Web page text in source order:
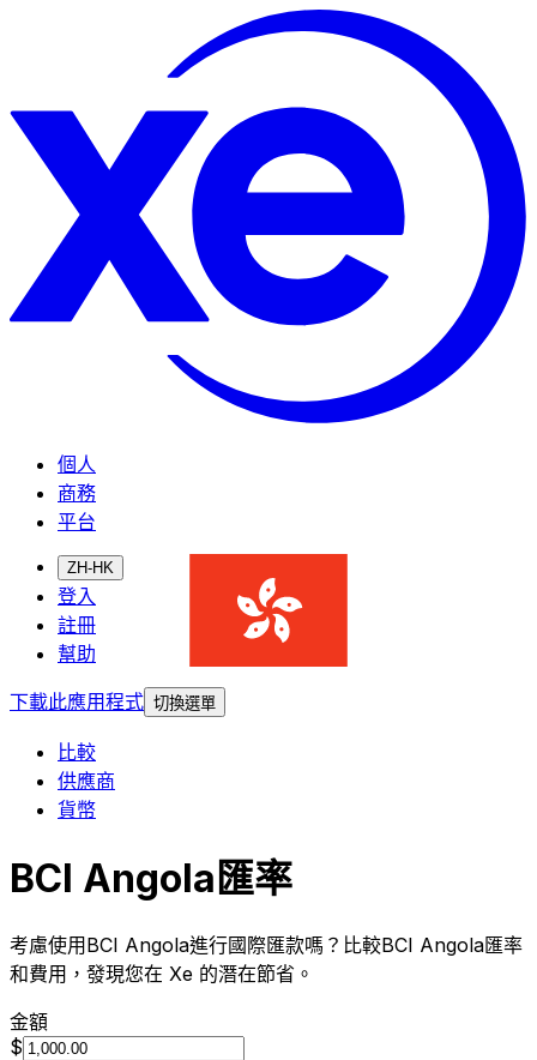
個人
商務
平台
ZH-HK
登入
註冊
幫助
下載此應用程式 切換選單
比較
供應商
貨幣
BCI Angola匯率
考慮使用BCI Angola進行國際匯款嗎？比較BCI Angola匯率
和費用，發現您在 Xe 的潛在節省。
金額
$